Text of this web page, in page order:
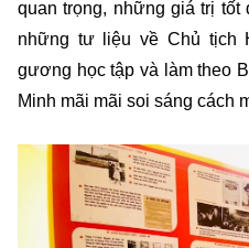
quan trọng, những giá trị
những tư liệu về Chủ tịch
gương học tập và làm theo
Minh mãi mãi soi sáng cách